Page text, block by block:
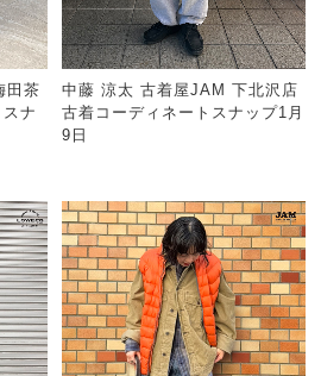
田茶
ナ
中藤 涼太 古着屋JAM 下北沢店
古着コーディネートスナップ1月
9日